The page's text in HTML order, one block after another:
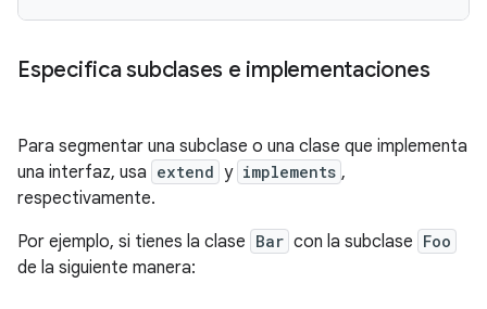
Especifica subclases e implementaciones
Para segmentar una subclase o una clase que implementa
una interfaz, usa extend y implements ,
respectivamente.
Por ejemplo, si tienes la clase Bar con la subclase Foo
de la siguiente manera: